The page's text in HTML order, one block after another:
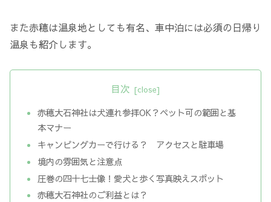
また赤穂は温泉地としても有名、車中泊には必須の日帰り
温泉も紹介します。
目次
赤穂大石神社は犬連れ参拝OK？ペット可の範囲と基
本マナー
キャンピングカーで行ける？ アクセスと駐車場
境内の雰囲気と注意点
圧巻の四十七士像！愛犬と歩く写真映えスポット
赤穂大石神社のご利益とは？